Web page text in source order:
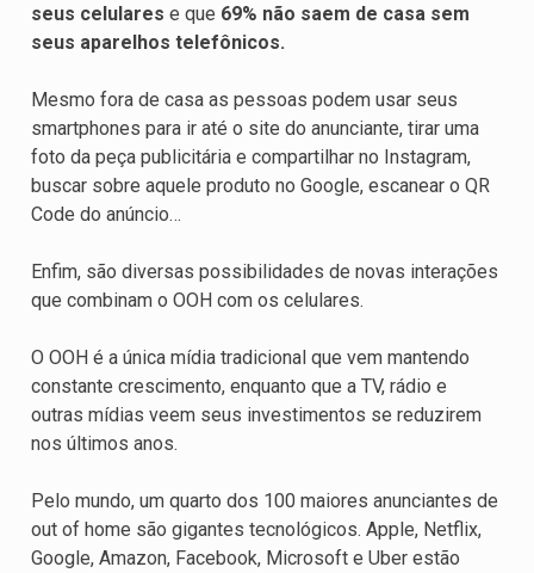
seus celulares e que 69% não saem de casa sem
seus aparelhos telefônicos.
Mesmo fora de casa as pessoas podem usar seus
smartphones para ir até o site do anunciante, tirar uma
foto da peça publicitária e compartilhar no Instagram,
buscar sobre aquele produto no Google, escanear o QR
Code do anúncio…
Enfim, são diversas possibilidades de novas interações
que combinam o OOH com os celulares.
O OOH é a única mídia tradicional que vem mantendo
constante crescimento, enquanto que a TV, rádio e
outras mídias veem seus investimentos se reduzirem
nos últimos anos.
Pelo mundo, um quarto dos 100 maiores anunciantes de
out of home são gigantes tecnológicos. Apple, Netflix,
Google, Amazon, Facebook, Microsoft e Uber estão